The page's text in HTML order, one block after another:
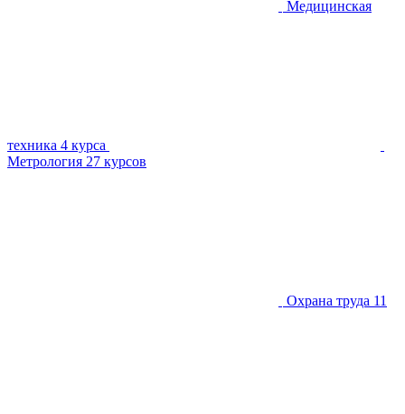
Медицинская
техника 4 курса
Метрология 27 курсов
Охрана труда 11